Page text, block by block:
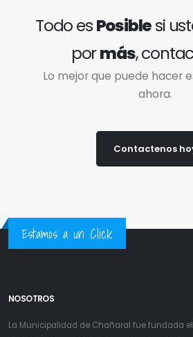
Todo esPosiblesi
pormás,
Lo mejor que puede hacer
ahora.
Contactenos
Estamos a un Click
NOSOTROS
La Municipalidad de Chañaral fue fundada